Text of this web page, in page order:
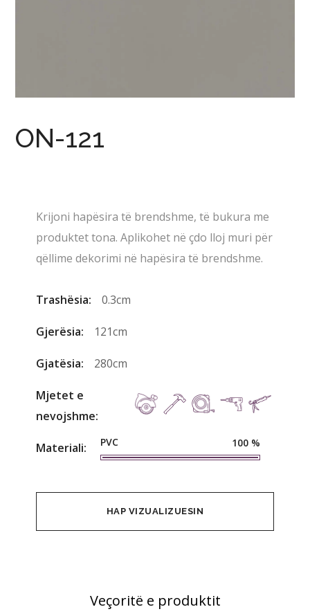
ON-121
Krijoni hapësira të brendshme, të bukura me
produktet tona. Aplikohet në çdo lloj muri për
qëllime dekorimi në hapësira të brendshme.
Trashësia: 0.3cm
Gjerësia: 121cm
Gjatësia: 280cm
Mjetet e
nevojshme:
Materiali: PVC 100 %
HAP VIZUALIZUESIN
Veçoritë e produktit